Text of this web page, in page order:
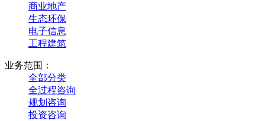
商业地产
生态环保
电子信息
工程建筑
业务范围：
全部分类
全过程咨询
规划咨询
投资咨询